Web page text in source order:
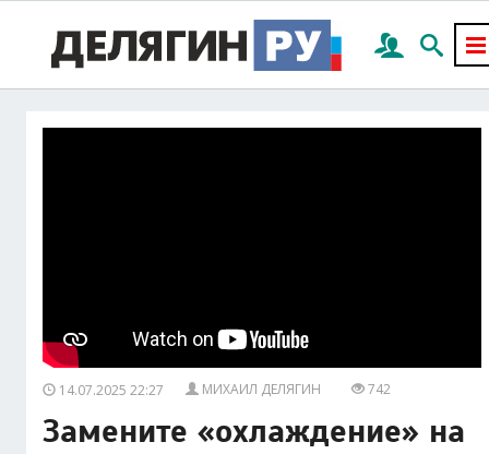
14.07.2025 22:27 МИХАИЛ ДЕЛЯГИН 742
Замените «охлаждение» на